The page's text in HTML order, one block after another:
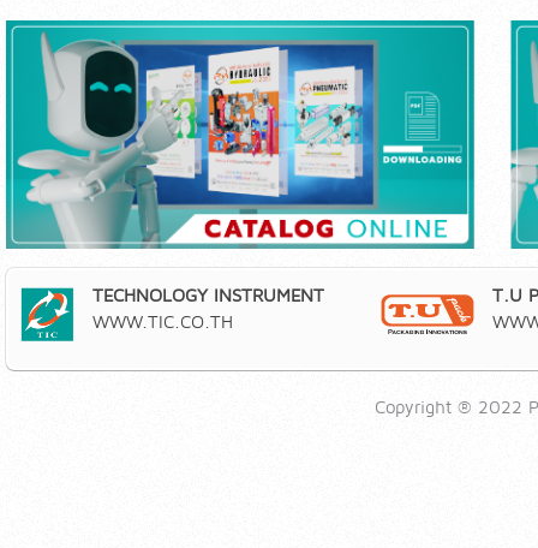
TECHNOLOGY INSTRUMENT
WWW.TIC.CO.TH
T.U
Copyright ® 2022